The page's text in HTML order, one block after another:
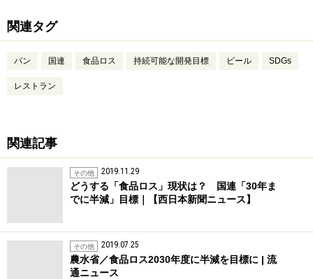
関連タグ
パン 国連 食品ロス 持続可能な開発目標 ビール SDGs
レストラン
関連記事
その他 2019.11.29
どうする「食品ロス」現状は？ 国連「30年ま
でに半減」目標｜【西日本新聞ニュース】
その他 2019.07.25
農水省／食品ロス2030年度に半減を目標に | 流
通ニュース